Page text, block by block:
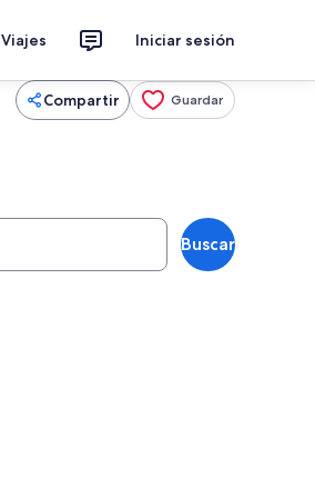
Viajes Iniciar sesión
Compartir Guardar
Buscar